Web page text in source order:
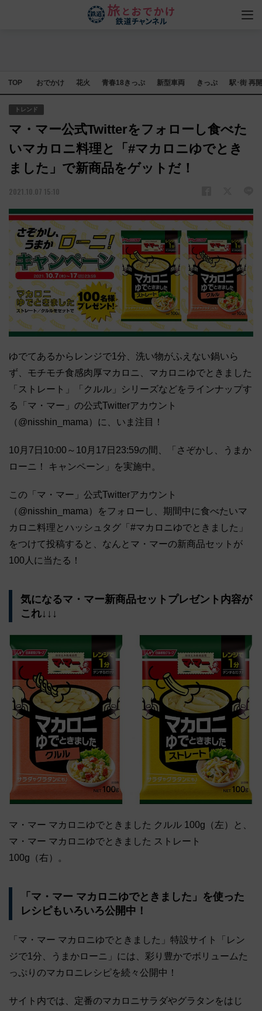
TOP おでかけ 花火 青春18きっぷ 新型車両 きっぷ 駅･街 再
トレンド
マ・マー公式Twitterをフォローし食べた
いマカロニ料理と「#マカロニゆでとき
ました」で新商品をゲットだ！
2021.10.07 15:10
ゆでてあるからレンジで1分、洗い物がふえない鍋いら
ず、モチモチ食感肉厚マカロニ、マカロニゆでときました
「ストレート」「クルル」シリーズなどをラインナップす
る「マ・マー」の公式Twitterアカウント
（@nisshin_mama）に、いま注目！
10月7日10:00～10月17日23:59の間、「さぞかし、うまか
ローニ！ キャンペーン」を実施中。
この「マ・マー」公式Twitterアカウント
（@nisshin_mama）をフォローし、期間中に食べたいマ
カロニ料理とハッシュタグ「#マカロニゆでときました」
をつけて投稿すると、なんとマ・マーの新商品セットが
100人に当たる！
気になるマ・マー新商品セットプレゼント内容が
これ↓↓↓
マ・マー マカロニゆでときました クルル 100g（左）と、
マ・マー マカロニゆでときました ストレート
100g（右）。
「マ・マー マカロニゆでときました」を使った
レシピもいろいろ公開中！
「マ・マー マカロニゆでときました」特設サイト「レン
ジで1分、うまかローニ」には、彩り豊かでボリュームた
っぷりのマカロニレシピを続々公開中！
サイト内では、定番のマカロニサラダやグラタンをはじ